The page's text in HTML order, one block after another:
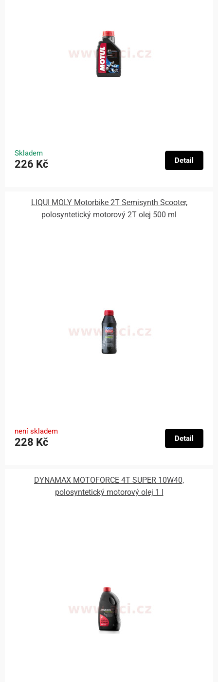
Skladem
226 Kč Detail
LIQUI MOLY Motorbike 2T Semisynth Scooter,
polosyntetický motorový 2T olej 500 ml
není skladem
228 Kč Detail
DYNAMAX MOTOFORCE 4T SUPER 10W40,
polosyntetický motorový olej 1 l